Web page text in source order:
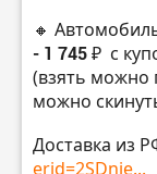
🔸
- 1 745 ₽ с
(взять можно
можно
Доставка из
erid=2SDnje...